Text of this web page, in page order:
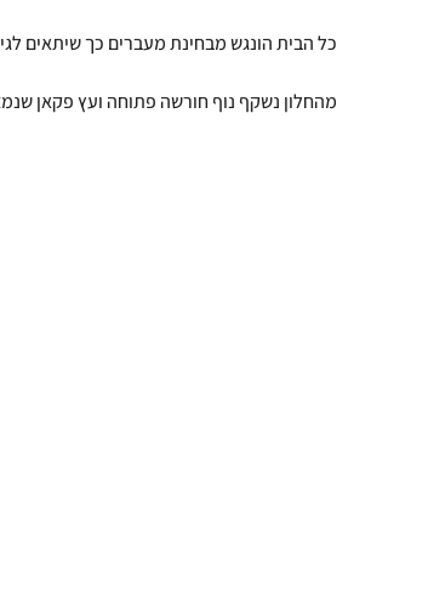
כל הבית הונגש מבחינת מעברים כך שיתאים
מהחלון נשקף נוף חורשה פתוחה ועץ פקאן